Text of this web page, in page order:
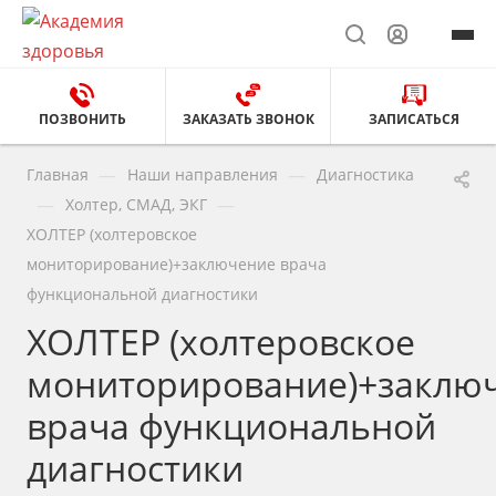
ПОЗВОНИТЬ ЗАКАЗАТЬ ЗВОНОК ЗАПИСАТЬСЯ
Главная Наши направления Диагностика
Холтер, СМАД, ЭКГ
ХОЛТЕР (холтеровское
мониторирование)+заключение врача
функциональной диагностики
ХОЛТЕР (холтеровское
врача функциональной
диагностики